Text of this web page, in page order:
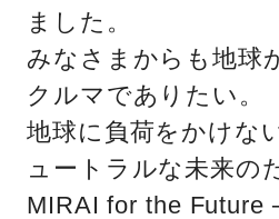
ました。
みなさまからも地球
クルマでありたい。
地球に負荷をかけな
ュートラルな未来の
MIRAI for the Future